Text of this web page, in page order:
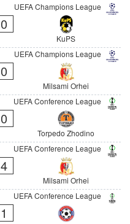
UEFA Champions League
0
KuPS
UEFA Champions League
0
Milsami Orhei
UEFA Conference League
0
Torpedo Zhodino
UEFA Conference League
4
Milsami Orhei
UEFA Conference League
1